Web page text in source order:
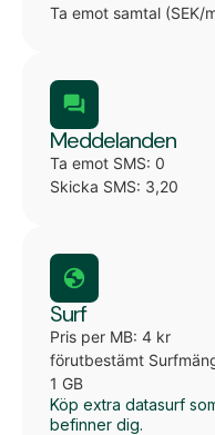
Ta emot samtal (SEK/
Meddelanden
Ta emot SMS: 0
Skicka SMS: 3,20
Surf
Pris per MB: 4 kr
förutbestämt
1 GB
Köp extra datasurf
befinner dig.